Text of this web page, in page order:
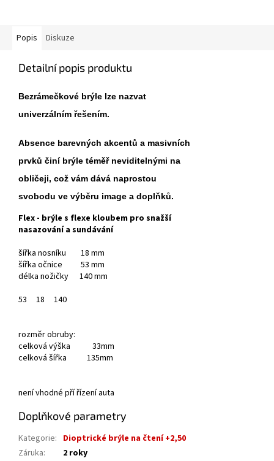
Popis Diskuze
Detailní popis produktu
Bezrámečkové brýle lze nazvat
univerzálním řešením.
Absence barevných akcentů a masivních
prvků činí brýle téměř neviditelnými na
obličeji, což vám dává naprostou
svobodu ve výběru image a doplňků.
Flex - brýle s flexe kloubem pro snažší
nasazování a sundávání
šířka nosníku 18 mm
šířka očnice 53 mm
délka nožičky 140 mm
53
18 140
rozměr obruby:
celková výška 33mm
celková šířka 135mm
není vhodné pří řízení auta
Doplňkové parametry
Kategorie: Dioptrické brýle na čtení +2,50
Záruka:
2 roky